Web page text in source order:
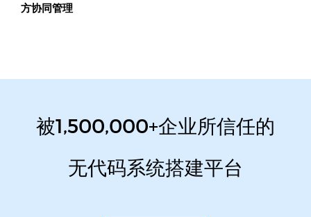
方协同管理
被1,500,000+企业所信任的
无代码系统搭建平台